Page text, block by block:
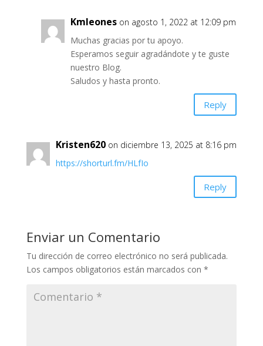
Kmleones on agosto 1, 2022 at 12:09 pm
Muchas gracias por tu apoyo.
Esperamos seguir agradándote y te guste
nuestro Blog.
Saludos y hasta pronto.
Reply
Kristen620 on diciembre 13, 2025 at 8:16 pm
https://shorturl.fm/HLfIo
Reply
Enviar un Comentario
Tu dirección de correo electrónico no será publicada.
Los campos obligatorios están marcados con *